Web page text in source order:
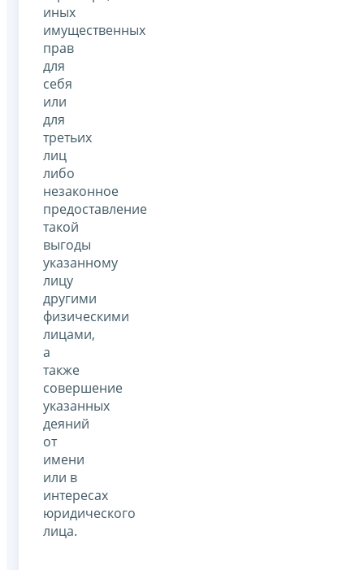
иных
имущественных
прав
для
себя
или
для
третьих
лиц
либо
незаконное
предоставление
такой
выгоды
указанному
лицу
другими
физическими
лицами,
а
также
совершение
указанных
деяний
от
имени
или в
интересах
юридического
лица.